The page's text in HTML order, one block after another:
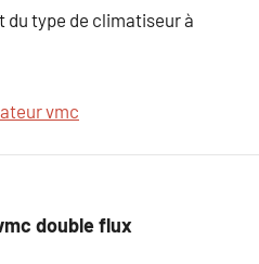
type de climatiseur à
vmc
double flux